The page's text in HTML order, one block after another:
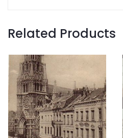
Related Products